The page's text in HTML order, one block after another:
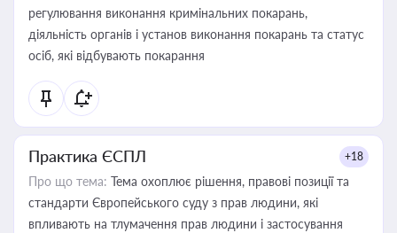
регулювання виконання кримінальних покарань,
діяльність органів і установ виконання покарань та статус
осіб, які відбувають покарання
Практика ЄСПЛ +18
Про що тема: Тема охоплює рішення, правові позиції та
стандарти Європейського суду з прав людини, які
впливають на тлумачення прав людини і застосування